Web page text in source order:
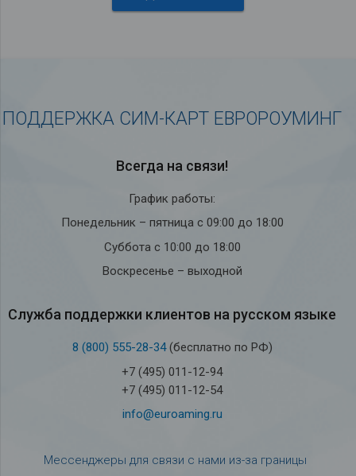
ПОДДЕРЖКА СИМ-КАРТ ЕВРОРОУМИНГ
Всегда на связи!
График работы:
Понедельник – пятница с 09:00 до 18:00
Суббота с 10:00 до 18:00
Воскресенье – выходной
Служба под­держки кли­ен­тов на рус­ском языке
8 (800) 555-28-34(бесплатно по РФ)
+7 (495) 011-12-94
+7 (495) 011-12-54
info@euroaming.ru
Мессенджеры для связи с нами из-за границы